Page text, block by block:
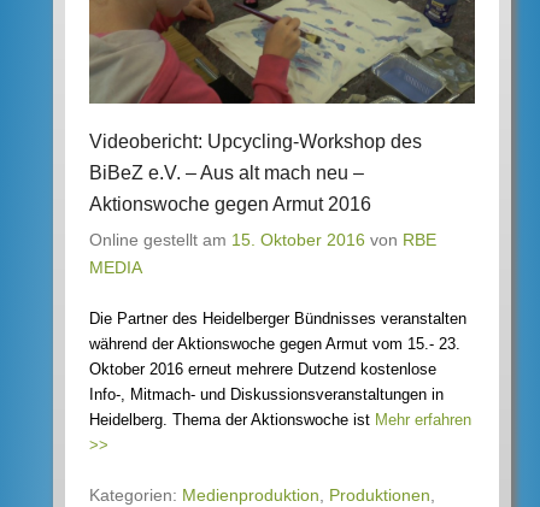
Videobericht: Upcycling-Workshop des
BiBeZ e.V. – Aus alt mach neu –
Aktionswoche gegen Armut 2016
Online gestellt am 15. Oktober 2016 von RBE
MEDIA
Die Partner des Heidelberger Bündnisses veranstalten
während der Aktionswoche gegen Armut vom 15.- 23.
Oktober 2016 erneut mehrere Dutzend kostenlose
Info-, Mitmach- und Diskussionsveranstaltungen in
Heidelberg. Thema der Aktionswoche ist Mehr erfahren
>>
Kategorien: Medienproduktion Produktionen